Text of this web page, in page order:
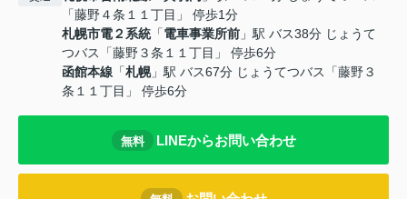
「藤野４条１１丁目」 停歩1分
札幌市電２系統「電車事業所前 」駅 バス38分 じょうて
つバス「藤野３条１１丁目」 停歩6分
函館本線 「札幌」駅 バス67分 じょうてつバス「藤野３
条１１丁目」 停歩6分
無料 LINEからお問い合わせ